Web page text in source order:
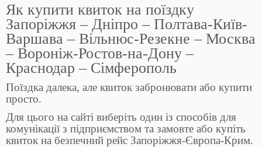
Як купити квиток на поїздку
Запоріжжя – Дніпро – Полтава-Київ-
Варшава – Вільнюс-Резекне – Москва
– Вороніж-Ростов-на-Дону –
Краснодар – Сімферополь
Поїздка далека, але квиток забронювати або купити
просто.
Для цього на сайті виберіть один із способів для
комунікації з підприємством та замовте або купіть
квиток на безпечний рейс Запоріжжя-Європа-Крим.